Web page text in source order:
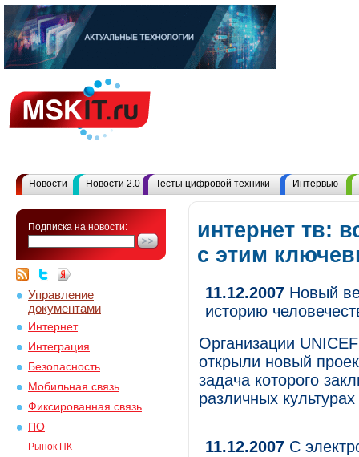
Новости Новости 2.0 Тесты цифровой техники Интервью
Подписка на новости:
Управление
документами
Интернет
Интеграция
Безопасность
Мобильная связь
Фиксированная связь
ПО
Рынок ПК
интернет тв:
с этим
11.12.2007 Новый
историю
Организации
открыли новый
задача которого
различных
11.12.2007 C